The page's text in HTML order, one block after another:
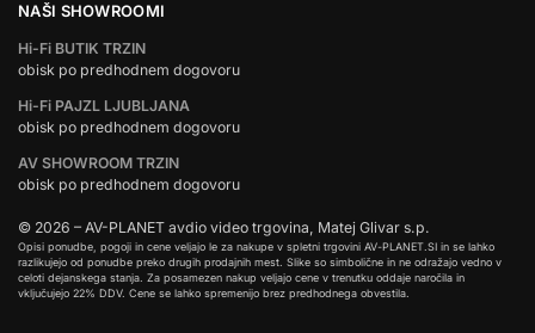
NAŠI SHOWROOMI
Hi-Fi BUTIK TRZIN
obisk po predhodnem dogovoru
Hi-Fi PAJZL LJUBLJANA
obisk po predhodnem dogovoru
AV SHOWROOM TRZIN
obisk po predhodnem dogovoru
© 2026 – AV-PLANET avdio video trgovina, Matej Glivar s.p.
Opisi ponudbe, pogoji in cene veljajo le za nakupe v spletni trgovini AV-PLANET.SI in se lahko
razlikujejo od ponudbe preko drugih prodajnih mest. Slike so simbolične in ne odražajo vedno v
celoti dejanskega stanja. Za posamezen nakup veljajo cene v trenutku oddaje naročila in
vključujejo 22% DDV. Cene se lahko spremenijo brez predhodnega obvestila.